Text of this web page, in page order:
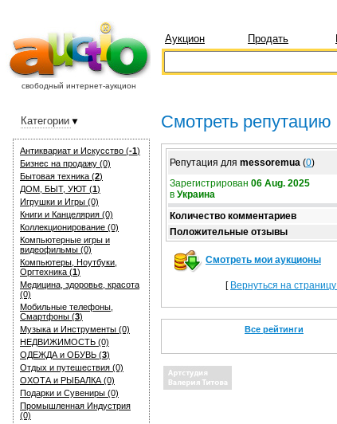
свободный интернет-аукцион
Аукцион Продать
Антиквариат и Искуcство (-1)
Бизнес на продажу (0)
Бытовая техника (2)
ДОМ, БЫТ, УЮТ (1)
Игрушки и Игры (0)
Книги и Канцелярия (0)
Коллекционирование (0)
Компьютерные игры и
видеофильмы (0)
Компьютеры, Ноутбуки,
Оргтехника (1)
Медицина, здоровье, красота
(0)
Мобильные телефоны,
Смартфоны (3)
Музыка и Инструменты (0)
НЕДВИЖИМОСТЬ (0)
ОДЕЖДА и ОБУВЬ (3)
Отдых и путешествия (0)
ОХОТА и РЫБАЛКА (0)
Подарки и Сувениры (0)
Промышленная Индустрия
(0)
Категории Смотреть репутацию
Репутация для messoremua (0)
Зарегистрирован 06 Aug. 2025
в Украина
Количество комментариев
Положительные отзывы
Смотреть мои аукционы
[ Вернуться на
Все рейтинги